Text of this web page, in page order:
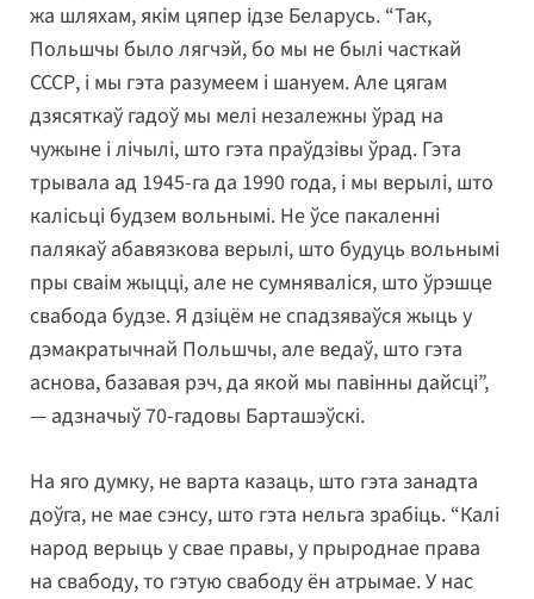
жа шляхам, якім цяпер ідзе Беларусь. “Так,
Польшчы было лягчэй, бо мы не былі часткай
СССР, і мы гэта разумеем і шануем. Але цягам
дзясяткаў гадоў мы мелі незалежны ўрад на
чужыне і лічылі, што гэта праўдзівы ўрад. Гэта
трывала ад 1945-га да 1990 года, і мы верылі, што
калісьці будзем вольнымі. Не ўсе пакаленні
палякаў абавязкова верылі, што будуць вольнымі
пры сваім жыцці, але не сумняваліся, што ўрэшце
свабода будзе. Я дзіцём не спадзяваўся жыць у
дэмакратычнай Польшчы, але ведаў, што гэта
аснова, базавая рэч, да якой мы павінны дайсці”,
— адзначыў 70-гадовы Барташэўскі.
На яго думку, не варта казаць, што гэта занадта
доўга, не мае сэнсу, што гэта нельга зрабіць. “Калі
народ верыць у свае правы, у прыроднае права
на свабоду, то гэтую свабоду ён атрымае. У нас